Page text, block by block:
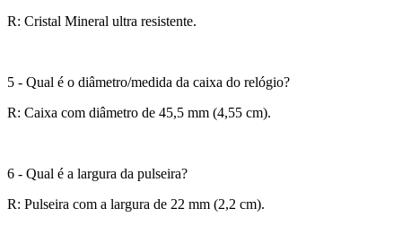
R: Cristal Mineral ultra resistente.
5 - Qual é o diâmetro/medida da caixa do relógio?
R: Caixa com diâmetro de 45,5 mm (4,55 cm).
6 - Qual é a largura da pulseira?
R: Pulseira com a largura de 22 mm (2,2 cm).